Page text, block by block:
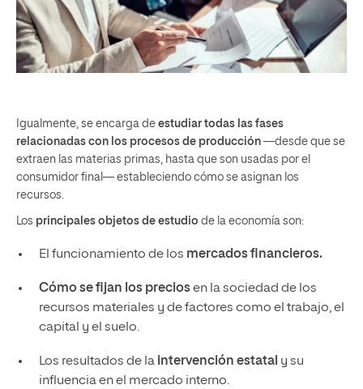
Igualmente, se encarga de estudiar todas las fases
relacionadas con los procesos de producción —desde que se
extraen las materias primas, hasta que son usadas por el
consumidor final— estableciendo cómo se asignan los
recursos.
Los principales objetos de estudio de la economía son:
El funcionamiento de los mercados financieros.
Cómo se fijan los preciosen la sociedad de los
recursos materiales y de factores como el trabajo, el
capital y el suelo.
Los resultados de la intervención estatal y su
influencia en el mercado interno.